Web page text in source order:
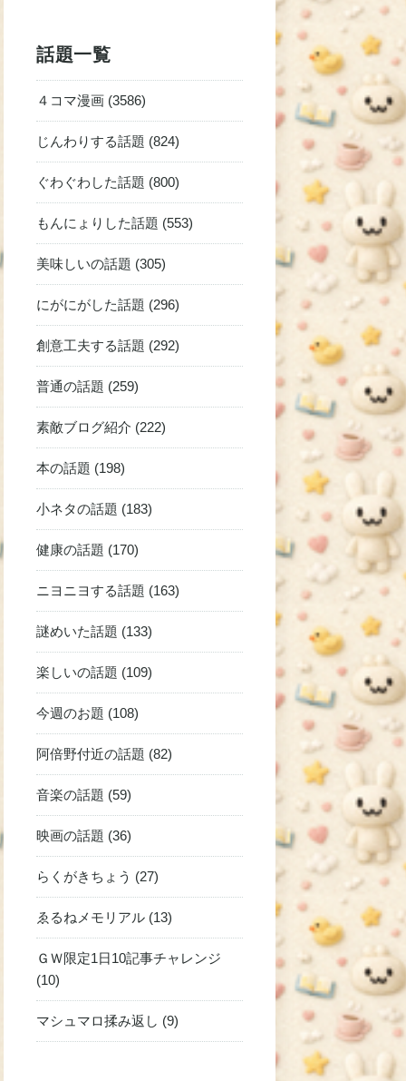
話題一覧
４コマ漫画 (3586)
じんわりする話題 (824)
ぐわぐわした話題 (800)
もんにょりした話題 (553)
美味しいの話題 (305)
にがにがした話題 (296)
創意工夫する話題 (292)
普通の話題 (259)
素敵ブログ紹介 (222)
本の話題 (198)
小ネタの話題 (183)
健康の話題 (170)
ニヨニヨする話題 (163)
謎めいた話題 (133)
楽しいの話題 (109)
今週のお題 (108)
阿倍野付近の話題 (82)
音楽の話題 (59)
映画の話題 (36)
らくがきちょう (27)
ゑるねメモリアル (13)
ＧＷ限定1日10記事チャレンジ
(10)
マシュマロ揉み返し (9)